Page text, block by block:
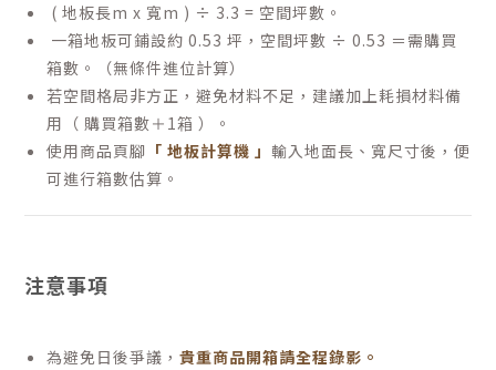
( 地板長m x 寬m ) ÷ 3.3 = 空間坪數。
一箱地板可鋪設約 0.53 坪，空間坪數 ÷ 0.53 ＝需購買
箱數。（無條件進位計算）
若空間格局非方正，避免材料不足，建議加上耗損材料備
用（ 購買箱數＋1箱 ）。
使用商品頁腳 「 地板計算機 」 輸入地面長、寬尺寸後，便
可進行箱數估算。
注意事項
為避免日後爭議， 貴重商品開箱請全程錄影。